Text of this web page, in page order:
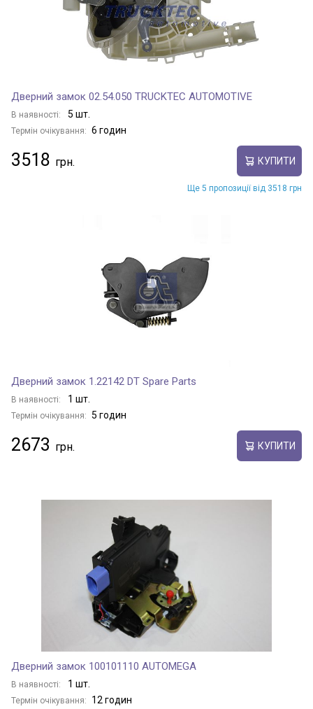
Дверний замок 02.54.050 TRUCKTEC AUTOMOTIVE
В наявності: 5 шт.
Термін очікування: 6 годин
3518 КУПИТИ
Ще 5 пропозиції від 3518 грн
Дверний замок 1.22142 DT Spare Parts
В наявності: 1 шт.
Термін очікування: 5 годин
2673 КУПИТИ
Дверний замок 100101110 AUTOMEGA
В наявності: 1 шт.
Термін очікування: 12 годин